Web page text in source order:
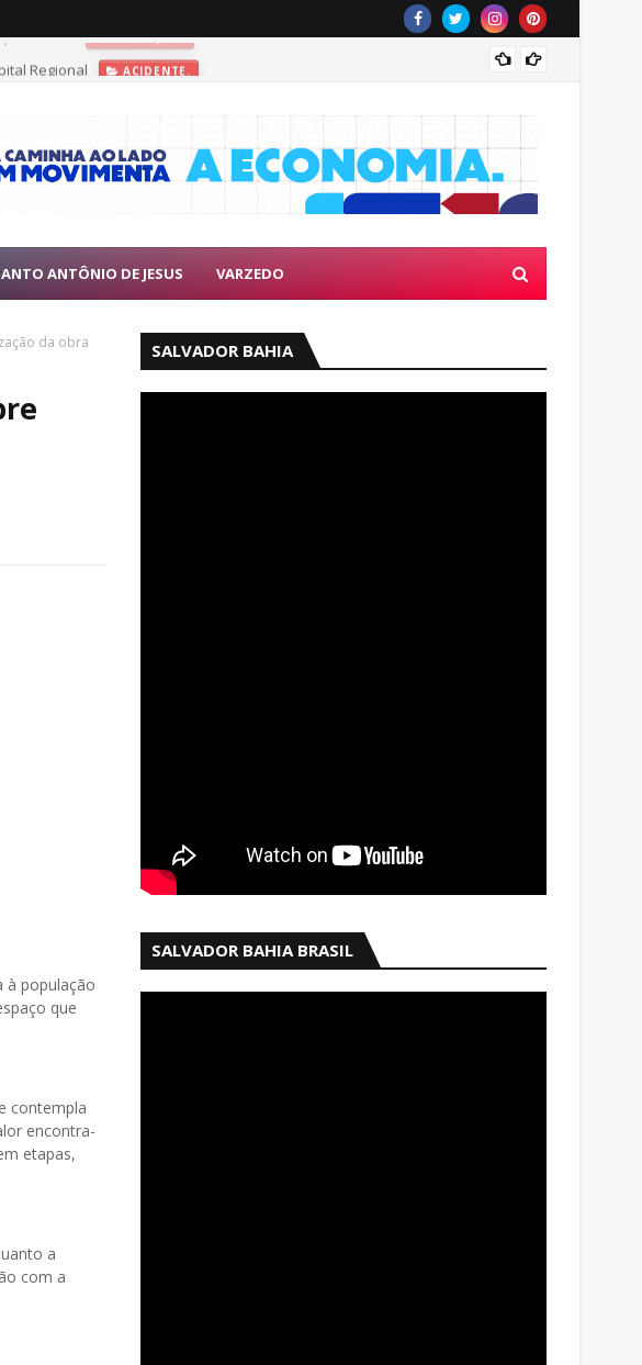
Regional ACIDENTE.
ANTÔNIO DE JESUS VARZEDO
da obra
à população
que
contempla
encontra-
etapas,
a
com a
SALVADOR BAHIA
SALVADOR BAHIA BRASIL